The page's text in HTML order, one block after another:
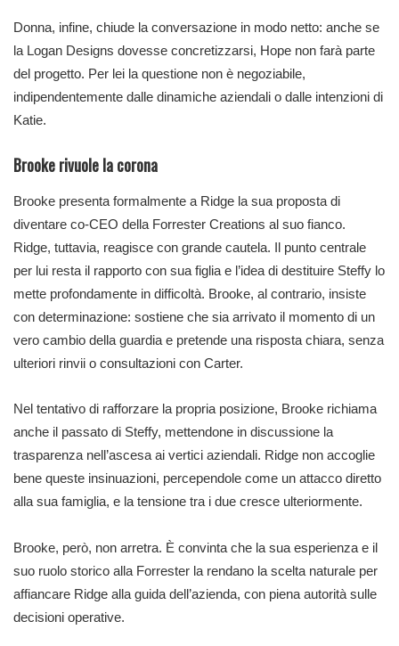
Donna, infine, chiude la conversazione in modo netto: anche se
la Logan Designs dovesse concretizzarsi, Hope non farà parte
del progetto. Per lei la questione non è negoziabile,
indipendentemente dalle dinamiche aziendali o dalle intenzioni di
Katie.
Brooke rivuole la corona
Brooke presenta formalmente a Ridge la sua proposta di
diventare co-CEO della Forrester Creations al suo fianco.
Ridge, tuttavia, reagisce con grande cautela. Il punto centrale
per lui resta il rapporto con sua figlia e l’idea di destituire Steffy lo
mette profondamente in difficoltà. Brooke, al contrario, insiste
con determinazione: sostiene che sia arrivato il momento di un
vero cambio della guardia e pretende una risposta chiara, senza
ulteriori rinvii o consultazioni con Carter.
Nel tentativo di rafforzare la propria posizione, Brooke richiama
anche il passato di Steffy, mettendone in discussione la
trasparenza nell’ascesa ai vertici aziendali. Ridge non accoglie
bene queste insinuazioni, percependole come un attacco diretto
alla sua famiglia, e la tensione tra i due cresce ulteriormente.
Brooke, però, non arretra. È convinta che la sua esperienza e il
suo ruolo storico alla Forrester la rendano la scelta naturale per
affiancare Ridge alla guida dell’azienda, con piena autorità sulle
decisioni operative.